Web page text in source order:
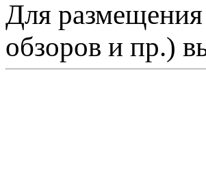
Для размещения
обзоров и пр.)